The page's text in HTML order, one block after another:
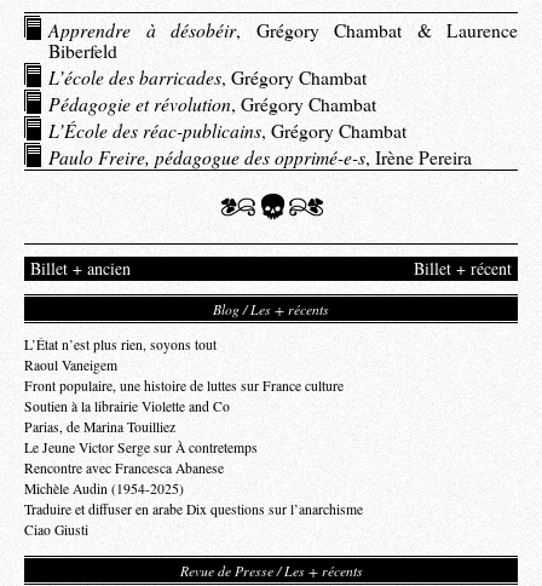
Apprendre à désobéir, Grégory Chambat & Laurence
Biberfeld
L’école des barricades, Grégory Chambat
Pédagogie et révolution, Grégory Chambat
L’École des réac-publicains, Grégory Chambat
Paulo Freire, pédagogue des opprimé-e-s, Irène Pereira
Billet + récent
Billet + ancien
Blog / Les + récents
L’État n’est plus rien, soyons tout
Raoul Vaneigem
Front populaire, une histoire de luttes sur France culture
Soutien à la librairie Violette and Co
Parias, de Marina Touilliez
Le Jeune Victor Serge sur À contretemps
Rencontre avec Francesca Abanese
Michèle Audin (1954-2025)
Traduire et diffuser en arabe Dix questions sur l’anarchisme
Ciao Giusti
Revue de Presse / Les + récents